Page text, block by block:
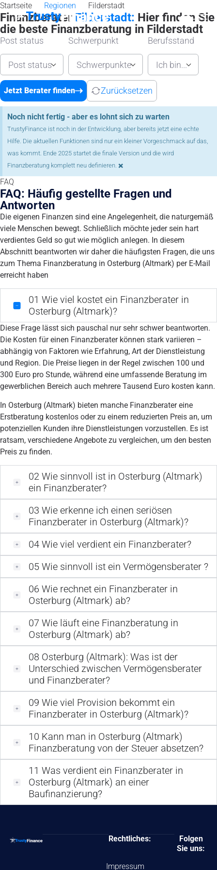
Startseite Regionen Filderstadt
Finanzberater Filderstadt: Hier finden Sie
die beste Finanzberatung in Filderstadt
Post status
Post status
Schwerpunkt
Schwerpunkte
Berufsstand
Ich bin...
Jetzt Berater finden Zurücksetzen
Noch nicht fertig - aber es lohnt sich zu warten
TrustyFinance ist noch in der Entwicklung, aber bereits jetzt eine echte
Hilfe. Die aktuellen Funktionen sind nur ein kleiner Vorgeschmack auf das,
was kommt. Ende 2025 startet die finale Version und die wird
Finanzberatung komplett neu definieren. ×
FAQ
FAQ: Häufig gestellte Fragen und
Antworten
Die eigenen Finanzen sind eine Angelegenheit, die naturgemäß
viele Menschen bewegt. Schließlich möchte jeder sein hart
verdientes Geld so gut wie möglich anlegen. In diesem
Abschnitt beantworten wir daher die häufigsten Fragen, die uns
zum Thema Finanzberatung in Osterburg (Altmark) per E-Mail
erreicht haben
01 Wie viel kostet ein Finanzberater in
Osterburg (Altmark)?
Diese Frage lässt sich pauschal nur sehr schwer beantworten.
Die Kosten für einen Finanzberater können stark variieren –
abhängig von Faktoren wie Erfahrung, Art der Dienstleistung
und Region. Die Preise liegen in der Regel zwischen 100 und
300 Euro pro Stunde, während eine umfassende Beratung im
gewerblichen Bereich auch mehrere Tausend Euro kosten kann.
In Osterburg (Altmark) bieten manche Finanzberater eine
Erstberatung kostenlos oder zu einem reduzierten Preis an, um
potenziellen Kunden ihre Dienstleistungen vorzustellen. Es ist
ratsam, verschiedene Angebote zu vergleichen, um den besten
Preis zu finden.
02 Wie sinnvoll ist in Osterburg (Altmark)
ein Finanzberater?
03 Wie erkenne ich einen seriösen
Finanzberater in Osterburg (Altmark)?
04 Wie viel verdient ein Finanzberater?
05 Wie sinnvoll ist ein Vermögensberater ?
06 Wie rechnet ein Finanzberater in
Osterburg (Altmark) ab?
07 Wie läuft eine Finanzberatung in
Osterburg (Altmark) ab?
08 Osterburg (Altmark): Was ist der
Unterschied zwischen Vermögensberater
und Finanzberater?
09 Wie viel Provision bekommt ein
Finanzberater in Osterburg (Altmark)?
10 Kann man in Osterburg (Altmark)
Finanzberatung von der Steuer absetzen?
11 Was verdient ein Finanzberater in
Osterburg (Altmark) an einer
Baufinanzierung?
Rechtliches:
Impressum
Folgen
Sie uns: